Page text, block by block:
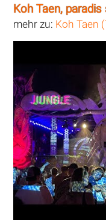
Koh Taen,
mehr zu: Koh Taen